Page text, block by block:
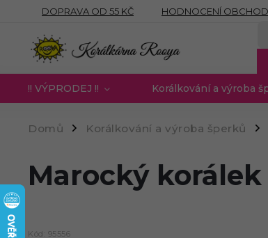
DOPRAVA OD 55 KČ HODNOCENÍ
PODMÍNKY
!! VÝPRODEJ !! Korálkování a výroba
Domů / Korálkování a výroba šperků /
Marocký
Kód: 95556